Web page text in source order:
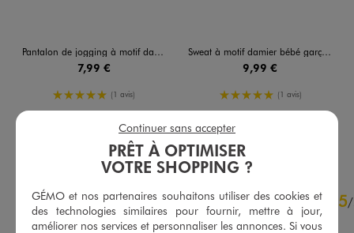
Pantalon de jogging à motif damier bébé garçon
7,99 €
5/5 de moyenne
(1 avis)
AU PANIER
Sweat à motif damier bébé garçon
9,99 €
5/5 de moyenne
(1 avis)
5/5 5/
Avis vérifié et récompensé
PRÊT À OPTIMISER
VOTRE SHOPPING ?
GÉMO et nos partenaires souhaitons utiliser des cookies et
des technologies similaires pour fournir, mettre à jour,
améliorer nos services et personnaliser les annonces. Si vous
Continuer sans accepter